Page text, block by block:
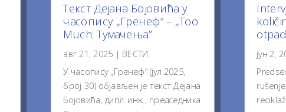
Текст Дејана Бојовића у
часопису „Гренеф” – „Too
Much: Тумачења”
авг 21, 2025 | ВЕСТИ
У часопису „Гренеф” (јул 2025,
број 30) објављен је текст Дејана
Бојовића, дипл. инж., председника
јун 2,